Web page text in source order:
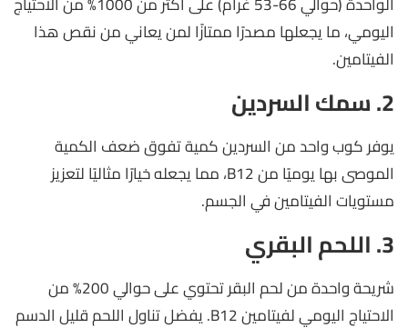
اليومي، ما يجعلها مصدرًا ممتازًا لمن يعاني من نقص هذا
الفيتامين.
2. سمك السردين
يوفر كوب واحد من السردين كمية تفوق ضعف الكمية
الموصى بها يوميًا من B12، مما يجعله خيارًا مثاليًا لتعزيز
مستويات الفيتامين في الجسم.
3. اللحم البقري
شريحة واحدة من لحم البقر تحتوي على حوالي 200% من
الاحتياج اليومي لفيتامين B12. يفضل تناول اللحم قليل الدسم